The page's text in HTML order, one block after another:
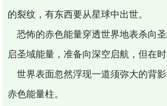
的裂纹，有东西要从星球中出世。
恐怖的赤色能量穿透世界地表杀向
启圣域能量，准备向深空启航，但在
世界表面忽然浮现一道须弥大的背
赤色能量柱。